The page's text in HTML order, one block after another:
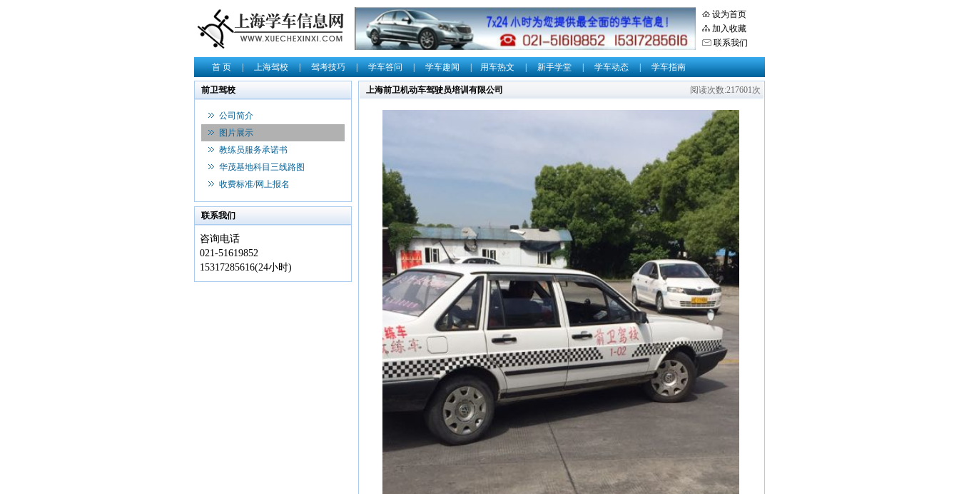
设为首页
加入收藏
联系我们
首 页|上海驾校|驾考技巧|学车答问|学车趣闻|用车热文|新手学堂|学车动态|学车指南
前卫驾校
公司简介
图片展示
教练员服务承诺书
华茂基地科目三线路图
收费标准/网上报名
联系我们
咨询电话
021-51619852
15317285616(24小时)
阅读次数:217601次
上海前卫机动车驾驶员培训有限公司